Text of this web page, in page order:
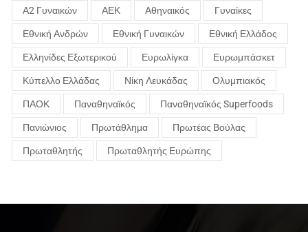
Α2 Γυναικών ΑΕΚ Αθηναικός Γυναίκες
Εθνική Ανδρών Εθνική Γυναικών Εθνική Ελλάδος
Ελληνίδες Εξωτερικού Ευρωλίγκα Ευρωμπάσκετ
Κύπελλο Ελλάδας Νίκη Λευκάδας Ολυμπιακός
ΠΑΟΚ Παναθηναϊκός Παναθηναϊκός Superfoods
Πανιώνιος Πρωτάθλημα Πρωτέας Βούλας
Πρωταθλητής Πρωταθλητής Ευρώπης